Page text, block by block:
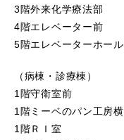
3階外来化学療法部
4階エレベーター前
5階エレベーターホール
（病棟・診療棟）
1階守衛室前
1階ミーベのパン工房横
1階ＲＩ室